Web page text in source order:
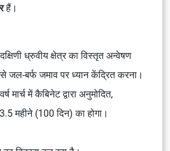
हैं।
ध्रुवीय क्षेत्र का विस्तृत अन्वेषण
जल-बर्फ जमाव पर ध्यान केंद्रित करना।
मार्च में कैबिनेट द्वारा अनुमोदित,
महीने (100 दिन) का होगा।